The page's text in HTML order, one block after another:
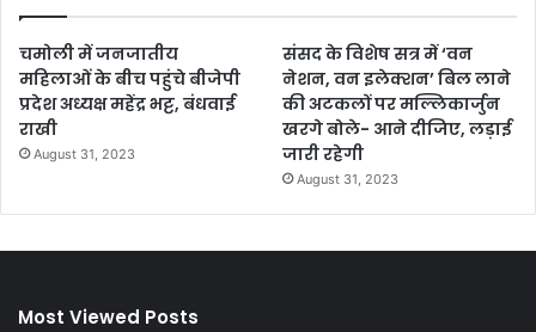
चमोली में जनजातीय
महिलाओं के बीच पहुंचे बीजेपी
प्रदेश अध्यक्ष महेंद्र भट्ट, बंधवाई
राखी
August 31, 2023
संसद के विशेष सत्र में ‘वन
नेशन, वन इलेक्शन’ बिल लाने
की अटकलों पर मल्लिकार्जुन
खरगे बोले- आने दीजिए, लड़ाई
जारी रहेगी
August 31, 2023
Most Viewed Posts